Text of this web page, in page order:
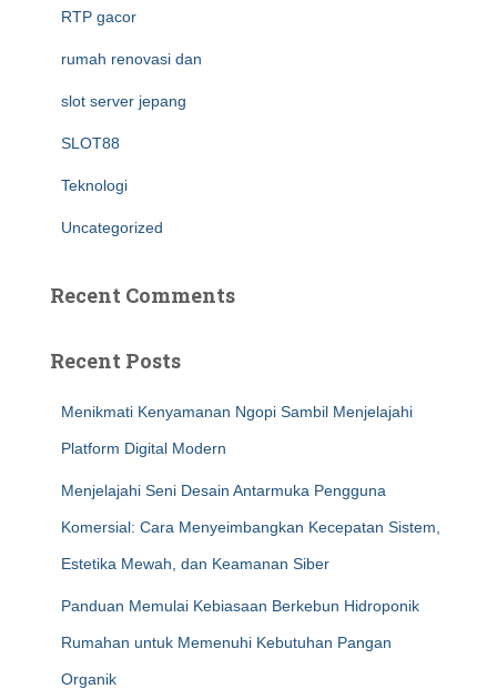
RTP gacor
rumah renovasi dan
slot server jepang
SLOT88
Teknologi
Uncategorized
Recent Comments
Recent Posts
Menikmati Kenyamanan Ngopi Sambil Menjelajahi
Platform Digital Modern
Menjelajahi Seni Desain Antarmuka Pengguna
Komersial: Cara Menyeimbangkan Kecepatan Sistem,
Estetika Mewah, dan Keamanan Siber
Panduan Memulai Kebiasaan Berkebun Hidroponik
Rumahan untuk Memenuhi Kebutuhan Pangan
Organik